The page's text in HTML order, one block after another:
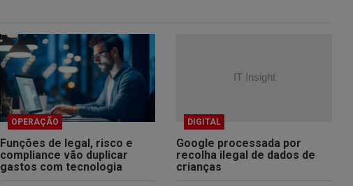
OPERAÇÃO
Funções de legal, risco e
compliance vão duplicar
gastos com tecnologia
DIGITAL
Google processada por
recolha ilegal de dados de
crianças